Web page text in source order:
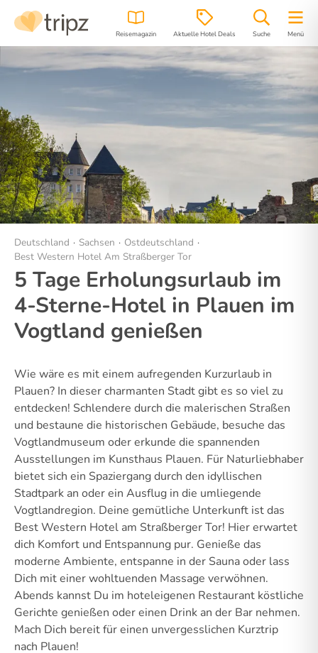
Reisemagazin Aktuelle Hotel Deals Suche Menü
Hotel Bilder Region Lage
Deutschland Sachsen
Ostdeutschland
Best Western Hotel Am Straßberger Tor
5 Tage Erholungsurlaub im
4-Sterne-Hotel in Plauen im
Vogtland genießen
Wie wäre es mit einem aufregenden Kurzurlaub in
Plauen? In dieser charmanten Stadt gibt es so viel zu
entdecken! Schlendere durch die malerischen Straßen
und bestaune die historischen Gebäude, besuche das
Vogtlandmuseum oder erkunde die spannenden
Ausstellungen im Kunsthaus Plauen. Für Naturliebhaber
bietet sich ein Spaziergang durch den idyllischen
Stadtpark an oder ein Ausflug in die umliegende
Vogtlandregion. Deine gemütliche Unterkunft ist das
Best Western Hotel am Straßberger Tor! Hier erwartet
dich Komfort und Entspannung pur. Genieße das
moderne Ambiente, entspanne in der Sauna oder lass
Dich mit einer wohltuenden Massage verwöhnen.
Abends kannst Du im hoteleigenen Restaurant köstliche
Gerichte genießen oder einen Drink an der Bar nehmen.
Mach Dich bereit für einen unvergesslichen Kurztrip
nach Plauen!